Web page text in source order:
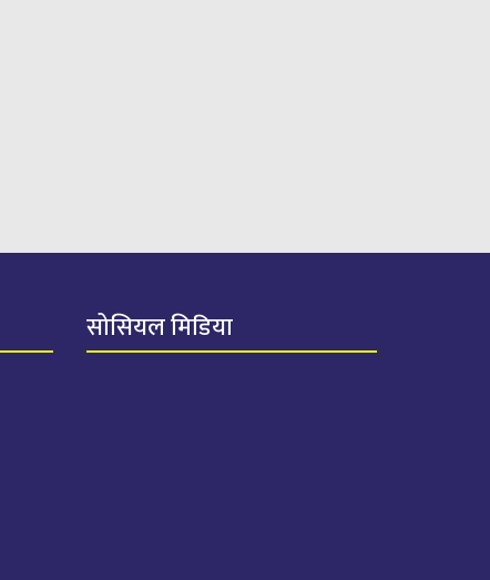
सोसियल मिडिया